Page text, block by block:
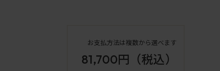
お支払方法は複数から選べます
81,700円 （税込）